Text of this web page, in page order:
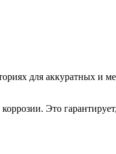
для аккуратных и
Это